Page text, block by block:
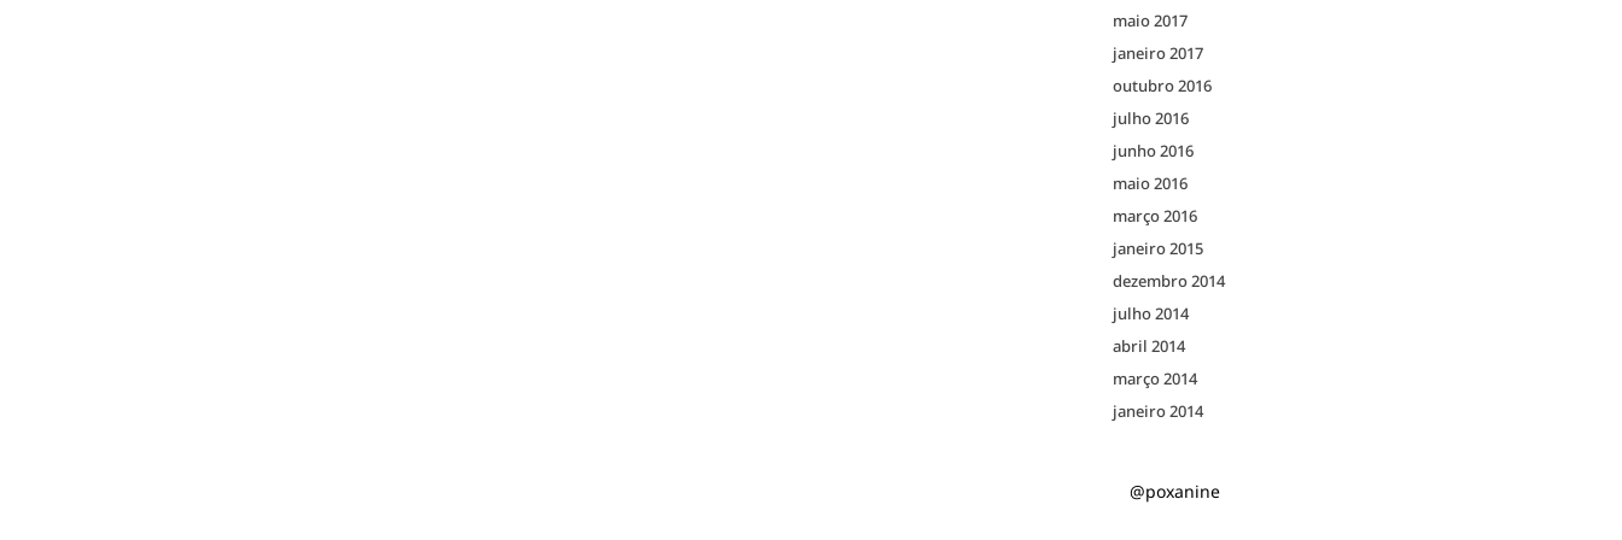
maio 2017
janeiro 2017
outubro 2016
julho 2016
junho 2016
maio 2016
março 2016
janeiro 2015
dezembro 2014
julho 2014
abril 2014
março 2014
janeiro 2014
@poxanine